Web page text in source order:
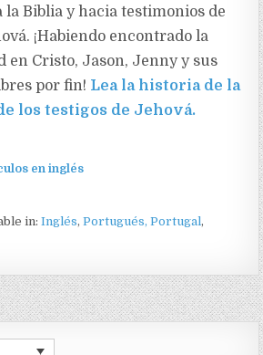
la Biblia y hacia testimonios de
¡Habiendo encontrado la
en Cristo, Jason, Jenny y sus
por fin! Lea la historia de la
los testigos de Jehová.
en inglés
in:Inglés Portugués, Portugal